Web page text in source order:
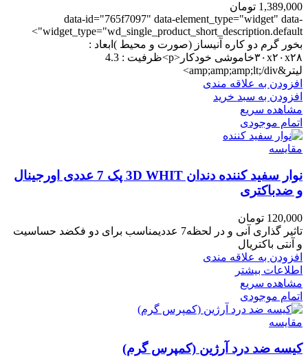
1,389,000 تومان
data-id="765f7097" data-element_type="widget" data-
widget_type="wd_single_product_short_description.default">
بخور گرم دو کاره آنیساز (صورت و محیط )ابعاد :
۳۰x۲۰x۲۸خاموشی خودکار<p>ظرفیت : 4.3
لیتر&amp;amp;amp;lt;/div>
افزودن به علاقه مندی
افزودن به سبد خرید
مشاهده سریع
اتمام موجودی
مقایسه
نوار سفید کننده دندان 3D WHIT پک 7 عددی اورجینال
و ضدباکتری
120,000 تومان
تاثیر گذاری آنی و در لحظه7 عددیمناسب برای دو فکضد حساسیت
و آنتی باکتریال
افزودن به علاقه مندی
اطلاعات بیشتر
مشاهده سریع
اتمام موجودی
مقایسه
کیسه ضد درد آرژین (کمپرس گرم)